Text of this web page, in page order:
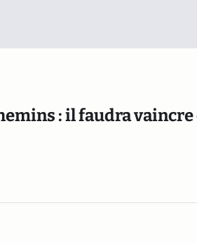
: il faudra vaincre